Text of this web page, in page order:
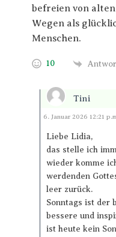
befreien von
Wegen als
Menschen.
10
Tini
Antworten
6. Januar 2026 12:21
Liebe Lidia,
das stelle ich
wieder komme
werdenden
leer zurück.
Sonntags ist der
bessere und
ist heute kein